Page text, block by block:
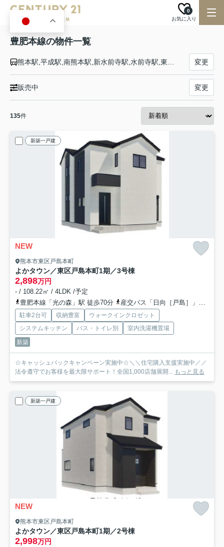
お気に入り
0
豊肥本線の物件一覧
変更
販売中 変更
135件
新築一戸建
NEW
熊本市東区戸島本町
よかタウン／東区戸島本町1期／3号棟
2,898万円
- / 108.22㎡ / 4LDK /予定
豊肥本線「光の森」駅 徒歩70分
産交バス「日向［戸島］」バス停下車 徒歩4分
駐車2台可 収納豊富
ウォークインクロゼット
システムキッチン
バス・トイレ別
室内洗濯機置場
新築
☆キャッシュバックキャンペーン実施中☆＼＼住宅購入支援実施中／／
法令遵守でお客様を最大限サポート！全国1,000店舗展開... もっと見る
新築一戸建
NEW
熊本市東区戸島本町
よかタウン／東区戸島本町1期／2号棟
2,998万円